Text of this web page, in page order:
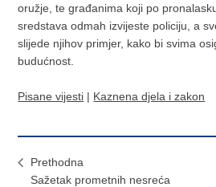
oružje, te građanima koji po
sredstava odmah izvijeste policiju, a
slijede njihov primjer, kako bi svima
budućnost.
Pisane vijesti | Kaznena djela i zakon
Prethodna
Sažetak prometnih nesreća